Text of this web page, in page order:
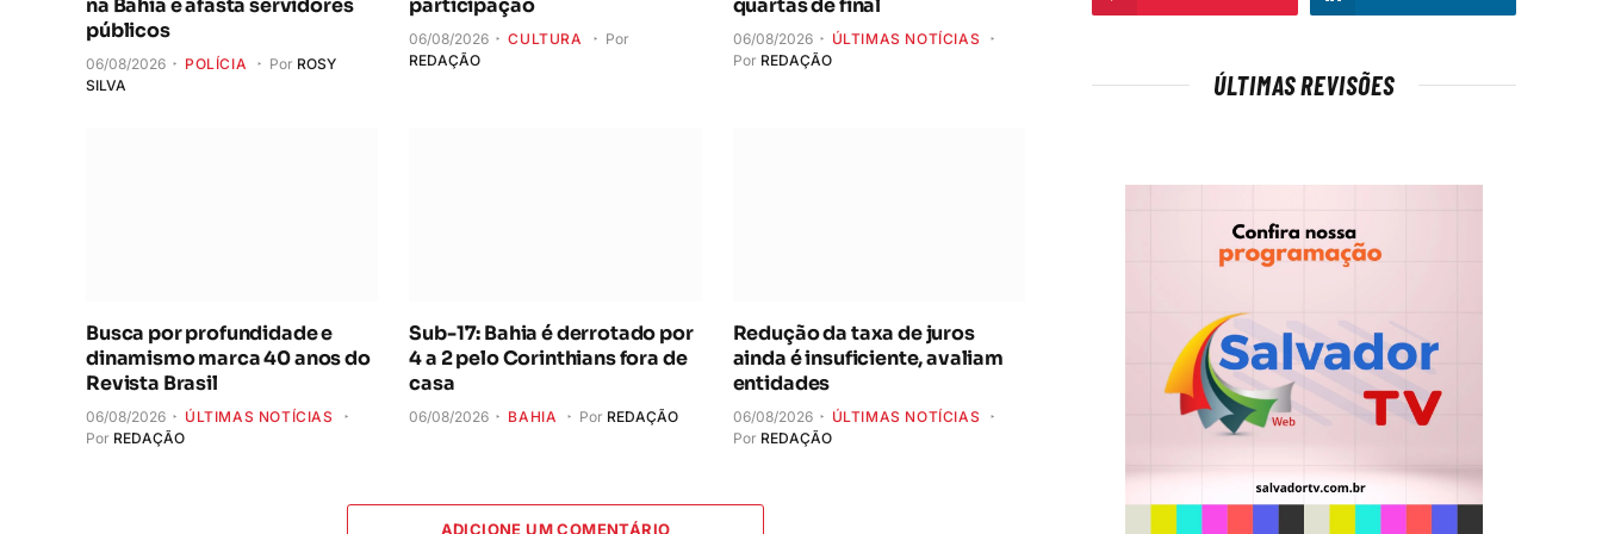
na Bahia e afasta servidores
públicos
06/08/2026 POLÍCIA Por ROSY
SILVA
participação
06/08/2026 CULTURA
Por
REDAÇÃO
quartas de final
06/08/2026
ÚLTIMAS NOTÍCIAS
Por REDAÇÃO
Busca por profundidade e
dinamismo marca 40 anos do
Revista Brasil
06/08/2026
ÚLTIMAS NOTÍCIAS
Por REDAÇÃO
Sub-17: Bahia é derrotado por
4 a 2 pelo Corinthians fora de
casa
06/08/2026 BAHIA Por REDAÇÃO
Redução da taxa de juros
ainda é insuficiente, avaliam
entidades
06/08/2026
ÚLTIMAS NOTÍCIAS
Por REDAÇÃO
ADICIONE UM COMENTÁRIO
ÚLTIMAS REVISÕES